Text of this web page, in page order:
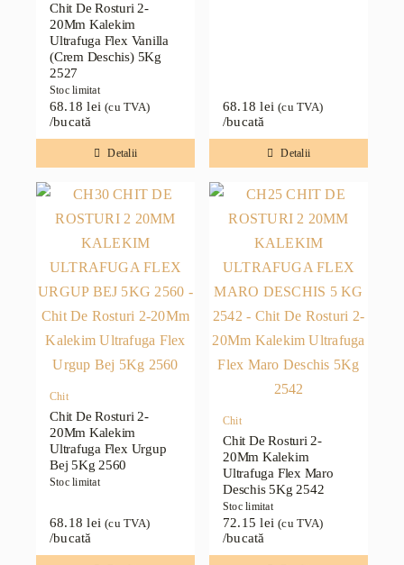
Chit De Rosturi 2-
20Mm Kalekim
Ultrafuga Flex Vanilla
(Crem Deschis) 5Kg
2527
Stoc limitat
68.18lei (cu TVA)
/bucată
Detalii
68.18lei (cu TVA)
/bucată
Detalii
Chit
Chit De Rosturi 2-
20Mm Kalekim
Ultrafuga Flex Urgup
Bej 5Kg 2560
Stoc limitat
68.18lei (cu TVA)
/bucată
Chit
Chit De Rosturi 2-
20Mm Kalekim
Ultrafuga Flex Maro
Deschis 5Kg 2542
Stoc limitat
72.15lei (cu TVA)
/bucată